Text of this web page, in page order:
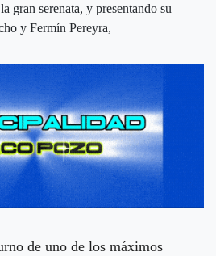
gran serenata, y presentando su
y Fermín Pereyra,
de uno de los máximos